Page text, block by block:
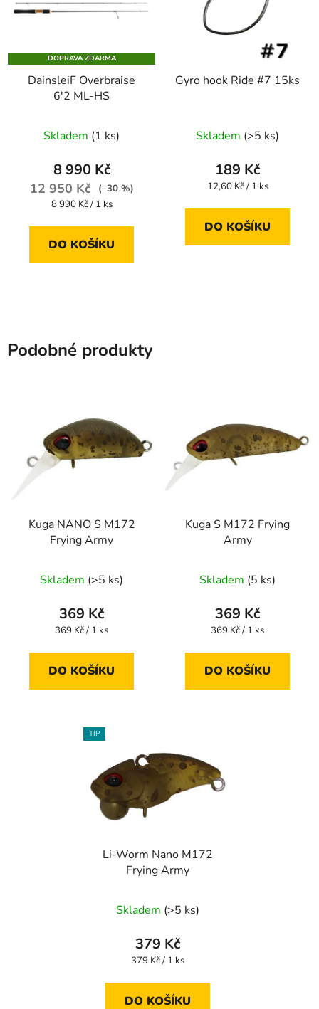
DOPRAVA ZDARMA
DainsleiF Overbraise
6'2 ML-HS
hodnocení
produktu
je
3,3
5
Skladem (1 ks)
8 990 Kč
12 950 Kč
(–30 %)
Měrná
8 990 Kč / 1 ks
DO KOŠÍKU
Gyro hook Ride #7 15ks
Skladem (>5 ks)
189 Kč
Měrná
12,60 Kč / 1 ks
DO KOŠÍKU
Podobné produkty
Kuga NANO S M172
Frying Army
Skladem (>5 ks)
369 Kč
Měrná
369 Kč / 1 ks
DO KOŠÍKU
Kuga S M172 Frying
Army
Skladem (5 ks)
369 Kč
Měrná
369 Kč / 1 ks
DO KOŠÍKU
TIP
Li-Worm Nano M172
Frying Army
Skladem (>5 ks)
379 Kč
Měrná
379 Kč / 1 ks
DO KOŠÍKU